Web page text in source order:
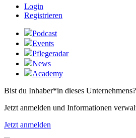
Login
Registrieren
Podcast
Events
Pflegeradar
News
Academy
Bist du Inhaber*in dieses Unternehmens?
Jetzt anmelden und Informationen
Jetzt anmelden